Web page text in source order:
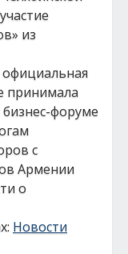
из
принимала
бизнес-форуме
с
Армении
о
Новости